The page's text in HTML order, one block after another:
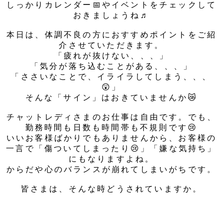
しっかりカレンダー📅やイベントをチェックして
おきましょうね♬
本日は、体調不良の方におすすめポイントをご紹
介させていただきます。
「疲れが抜けない、、、」
「気分が落ち込むことがある、、、」
「ささいなことで、イライラしてしまう、、、
😲」
そんな「サイン」はおきていませんか😿
チャットレディさまのお仕事は自由です。でも、
勤務時間も日数も時間帯も不規則です😢
いいお客様ばかりでもありませんから、お客様の
一言で「傷ついてしまったり😢」「嫌な気持ち」
にもなりますよね。
からだや心のバランスが崩れてしまいがちです。
皆さまは、そんな時どうされていますか。